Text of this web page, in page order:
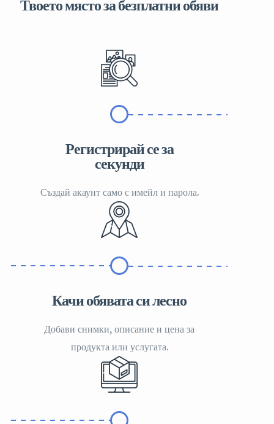
Твоето място за безплатни обяви
Регистрирай се за
секунди
Създай акаунт само с имейл и парола.
Качи обявата си лесно
Добави снимки, описание и цена за
продукта или услугата.